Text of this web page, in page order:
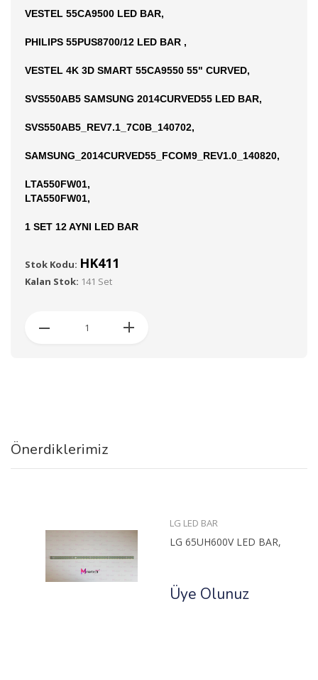
VESTEL 55CA9500 LED BAR,
PHILIPS 55PUS8700/12 LED BAR ,
VESTEL 4K 3D SMART 55CA9550 55" CURVED,
SVS550AB5 SAMSUNG 2014CURVED55 LED BAR,
SVS550AB5_REV7.1_7C0B_140702,
SAMSUNG_2014CURVED55_FCOM9_REV1.0_140820,
LTA550FW01,
LTA550FW01,
1 SET 12 AYNI LED BAR
Stok Kodu: HK411
Kalan Stok: 141 Set
Önerdiklerimiz
LG LED BAR
LG 65UH600V LED BAR,
Üye Olunuz